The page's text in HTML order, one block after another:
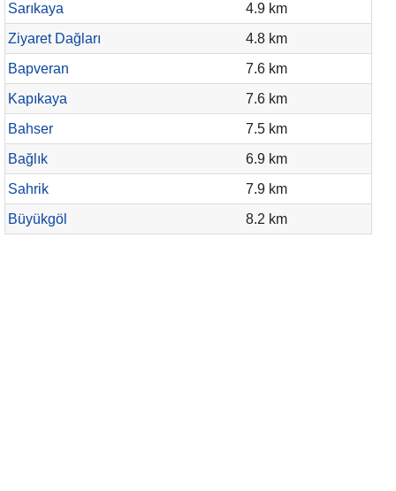
Sarıkaya
4.9 km
Ziyaret Dağları
4.8 km
Bapveran
7.6 km
Kapıkaya
7.6 km
Bahser
7.5 km
Bağlık
6.9 km
Sahrik
7.9 km
Büyükgöl
8.2 km